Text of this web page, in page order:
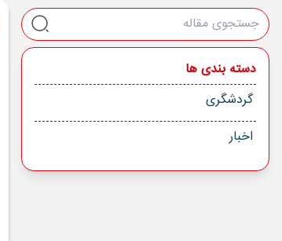
دسته بندی ها
گردشگری
اخبار